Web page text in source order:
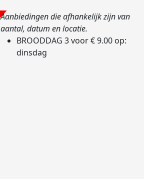
Aanbiedingen die afhankelijk zijn van
aantal, datum en locatie.
BROODDAG 3 voor € 9.00 op:
dinsdag